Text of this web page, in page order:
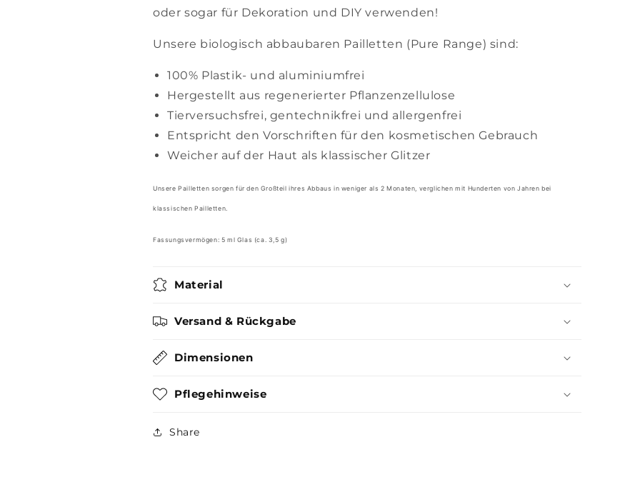
oder sogar für Dekoration und DIY verwenden!
Unsere biologisch abbaubaren Pailletten (Pure Range) sind:
100% Plastik- und aluminiumfrei
Hergestellt aus regenerierter Pflanzenzellulose
Tierversuchsfrei, gentechnikfrei und allergenfrei
Entspricht den Vorschriften für den kosmetischen Gebrauch
Weicher auf der Haut als klassischer Glitzer
Unsere Pailletten sorgen für den Großteil ihres Abbaus in weniger als 2 Monaten, verglichen mit Hunderten von Jahren bei
klassischen Pailletten.
Fassungsvermögen: 5 ml Glas (ca. 3,5 g)
Material
Versand & Rückgabe
Dimensionen
Pflegehinweise
Share